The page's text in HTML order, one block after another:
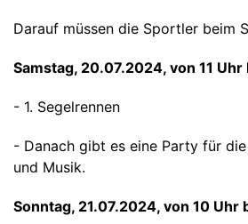
Darauf müssen die Sportler beim
Samstag, 20.07.2024, von 11 Uhr
- 1. Segelrennen
- Danach gibt es eine Party für
und Musik.
Sonntag, 21.07.2024, von 10 Uhr